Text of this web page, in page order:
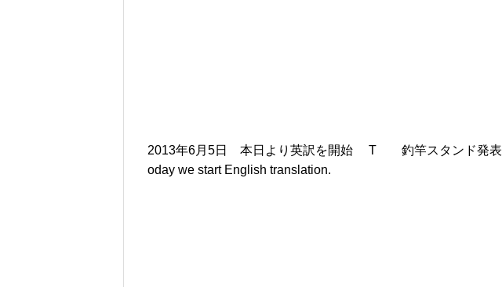
2013年6月5日 本日より英訳を開始 T
oday we start English translation.
釣竿スタンド発表